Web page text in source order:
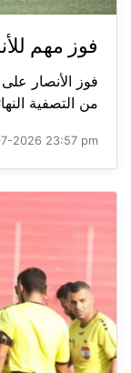
فوز مهم
من التصفية
2026 23:57 pm